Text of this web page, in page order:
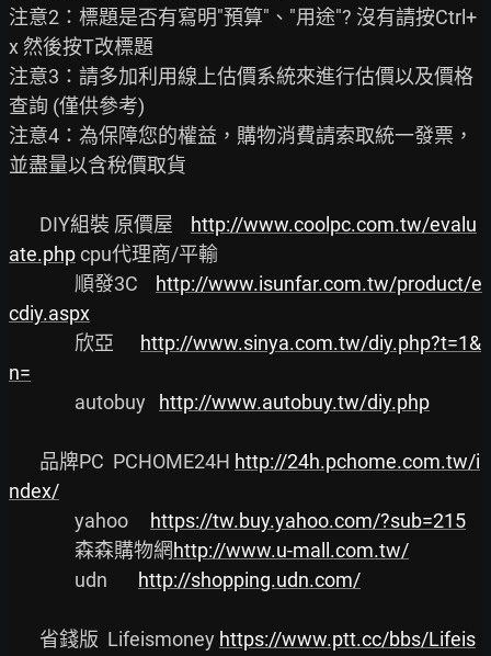
注意2：標題是否有寫明"預算"、"用途"? 沒有請按Ctrl+
x 然後按T改標題
注意3：請多加利用線上估價系統來進行估價以及價格
查詢 (僅供參考)
注意4：為保障您的權益，購物消費請索取統一發票，
並盡量以含稅價取貨
       DIY組裝 原價屋
http://www.coolpc.com.tw/evalu
ate.php cpu代理商/平輸
               順發3C
http://www.isunfar.com.tw/product/e
cdiy.aspx
               欣亞
http://www.sinya.com.tw/diy.php?t=1&
n=
               autobuy
http://www.autobuy.tw/diy.php
       品牌PC  PCHOME24H
http://24h.pchome.com.tw/i
ndex/
               yahoo
https://tw.buy.yahoo.com/?sub=215
               森森購物網
http://www.u-mall.com.tw/
               udn
http://shopping.udn.com/
       省錢版  Lifeismoney
https://www.ptt.cc/bbs/Lifeis